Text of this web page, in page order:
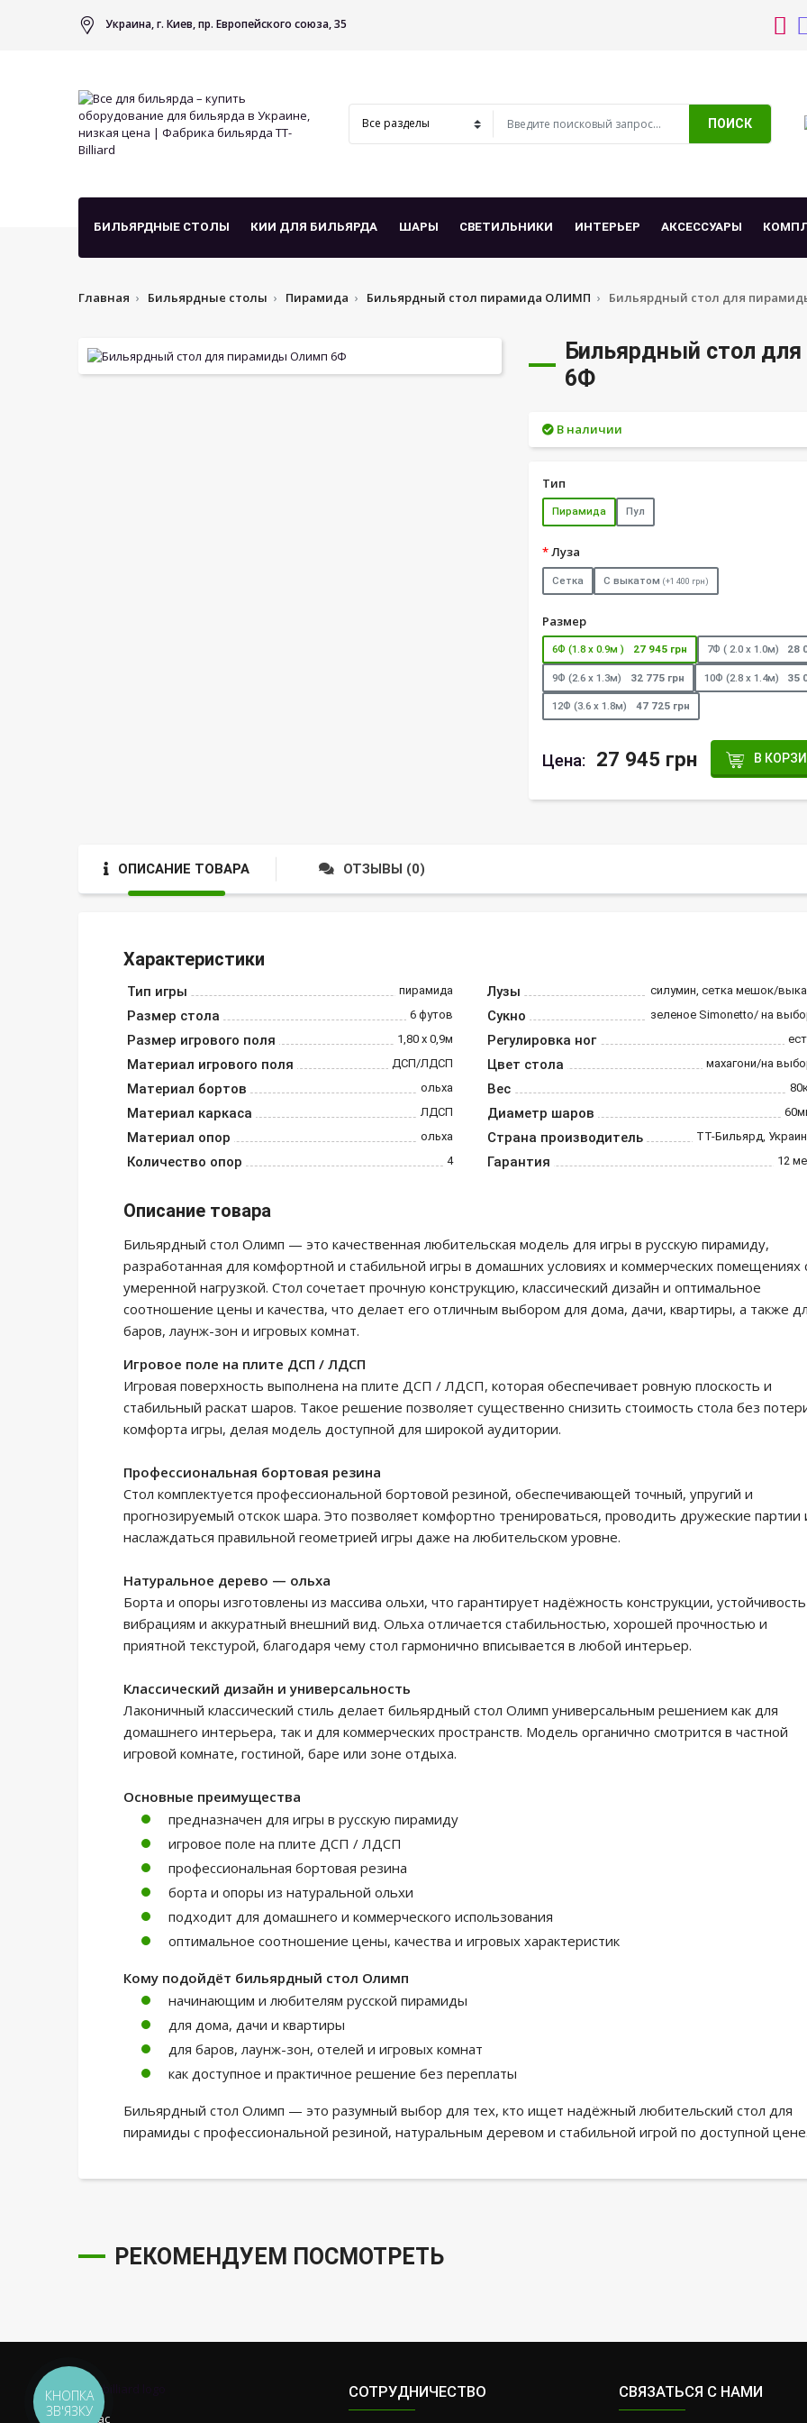
Украина, г. Киев, пр. Европейского союза, 35
ПОИСК
БИЛЬЯРДНЫЕ СТОЛЫ КИИ ДЛЯ БИЛЬЯРДА ШАРЫ СВЕТИЛЬНИКИ ИНТЕРЬЕР АКСЕССУАРЫ
Главная Бильярдные столы Пирамида Бильярдный стол пирамида ОЛИМП Бильярдный стол для
Бильярдный стол
6Ф
В наличии
Тип
Пирамида Пул
Луза
Сетка С выкатом(+1 400 грн)
Размер
6Ф (1.8 х 0.9м ) 27 945 грн 7Ф ( 2.0 х 1.0м) 28
9Ф (2.6 х 1.3м) 32 775 грн 10Ф (2.8 х 1.4м) 35
12Ф (3.6 х 1.8м) 47 725 грн
Цена: 27 945 грн В
ОПИСАНИЕ ТОВАРА ОТЗЫВЫ (0)
Характеристики
Тип игры пирамида
Размер стола 6 футов
Размер игрового поля 1,80 х 0,9м
Материал игрового поля ДСП/ЛДСП
Материал бортов ольха
Материал каркаса ЛДСП
Материал опор ольха
Количество опор 4
Лузы силумин, сетка мешок/
Сукно зеленое Simonetto/ на
Регулировка ног
Цвет стола махагони/на
Вес
Диаметр шаров
Страна производитель ТТ-Бильярд,
Гарантия 12
Описание товара
Бильярдный стол Олимп — это качественная любительская модель для игры в русскую пирамиду,
разработанная для комфортной и стабильной игры в домашних условиях и коммерческих помещениях
умеренной нагрузкой. Стол сочетает прочную конструкцию, классический дизайн и оптимальное
соотношение цены и качества, что делает его отличным выбором для дома, дачи, квартиры, а также
баров, лаунж-зон и игровых комнат.
Игровое поле на плите ДСП / ЛДСП
Игровая поверхность выполнена на плите ДСП / ЛДСП, которая обеспечивает ровную плоскость и
стабильный раскат шаров. Такое решение позволяет существенно снизить стоимость стола без
комфорта игры, делая модель доступной для широкой аудитории.
Профессиональная бортовая резина
Стол комплектуется профессиональной бортовой резиной, обеспечивающей точный, упругий и
прогнозируемый отскок шара. Это позволяет комфортно тренироваться, проводить дружеские партии
наслаждаться правильной геометрией игры даже на любительском уровне.
Натуральное дерево — ольха
Борта и опоры изготовлены из массива ольхи, что гарантирует надёжность конструкции,
вибрациям и аккуратный внешний вид. Ольха отличается стабильностью, хорошей прочностью и
приятной текстурой, благодаря чему стол гармонично вписывается в любой интерьер.
Классический дизайн и универсальность
Лаконичный классический стиль делает бильярдный стол Олимп универсальным решением как для
домашнего интерьера, так и для коммерческих пространств. Модель органично смотрится в частной
игровой комнате, гостиной, баре или зоне отдыха.
Основные преимущества
предназначен для игры в русскую пирамиду
игровое поле на плите ДСП / ЛДСП
профессиональная бортовая резина
борта и опоры из натуральной ольхи
подходит для домашнего и коммерческого использования
оптимальное соотношение цены, качества и игровых характеристик
Кому подойдёт бильярдный стол Олимп
начинающим и любителям русской пирамиды
для дома, дачи и квартиры
для баров, лаунж-зон, отелей и игровых комнат
как доступное и практичное решение без переплаты
Бильярдный стол Олимп — это разумный выбор для тех, кто ищет надёжный любительский стол для
пирамиды с профессиональной резиной, натуральным деревом и стабильной игрой по доступной цене.
РЕКОМЕНДУЕМ ПОСМОТРЕТЬ
О нас
СОТРУДНИЧЕСТВО СВЯЗАТЬСЯ С НАМИ
КНОПКА
ЗВ'ЯЗКУ